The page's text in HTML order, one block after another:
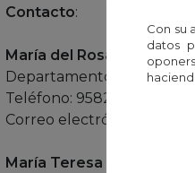
Contacto:
María del Rosario Rueda
Departamento de
Teléfono: 958249609
Correo electrónico:
María Teresa Bajo Molina
Con su
datos